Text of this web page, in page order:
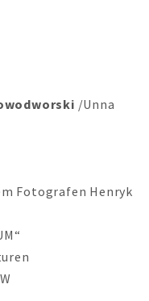
/Unna
Fotografen Henryk